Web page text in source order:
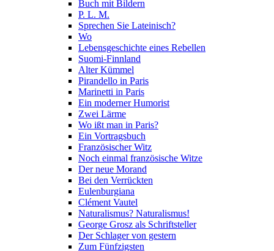
Buch mit Bildern
P. L. M.
Sprechen Sie Lateinisch?
Wo
Lebensgeschichte eines Rebellen
Suomi-Finnland
Alter Kümmel
Pirandello in Paris
Marinetti in Paris
Ein moderner Humorist
Zwei Lärme
Wo ißt man in Paris?
Ein Vortragsbuch
Französischer Witz
Noch einmal französische Witze
Der neue Morand
Bei den Verrückten
Eulenburgiana
Clément Vautel
Naturalismus? Naturalismus!
George Grosz als Schriftsteller
Der Schlager von gestern
Zum Fünfzigsten